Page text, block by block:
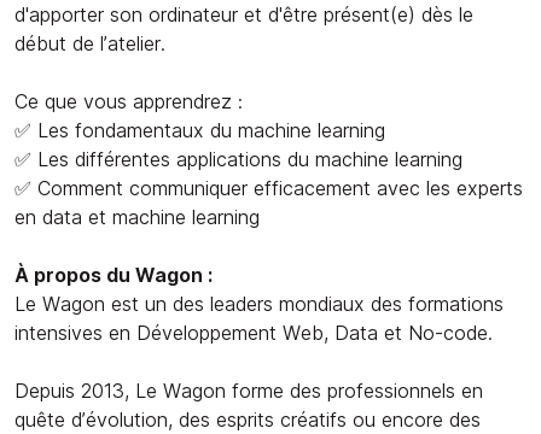
d'apporter son ordinateur et d'être présent(e) dès le
début de l’atelier.
Ce que vous apprendrez :
✅ Les fondamentaux du machine learning
✅ Les différentes applications du machine learning
✅ Comment communiquer efficacement avec les experts
en data et machine learning
À propos du Wagon :
Le Wagon est un des leaders mondiaux des formations
intensives en Développement Web, Data et No-code.
Depuis 2013, Le Wagon forme des professionnels en
quête d’évolution, des esprits créatifs ou encore des